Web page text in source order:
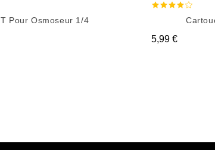
T Pour Osmoseur 1/4
Prix
5,99 €